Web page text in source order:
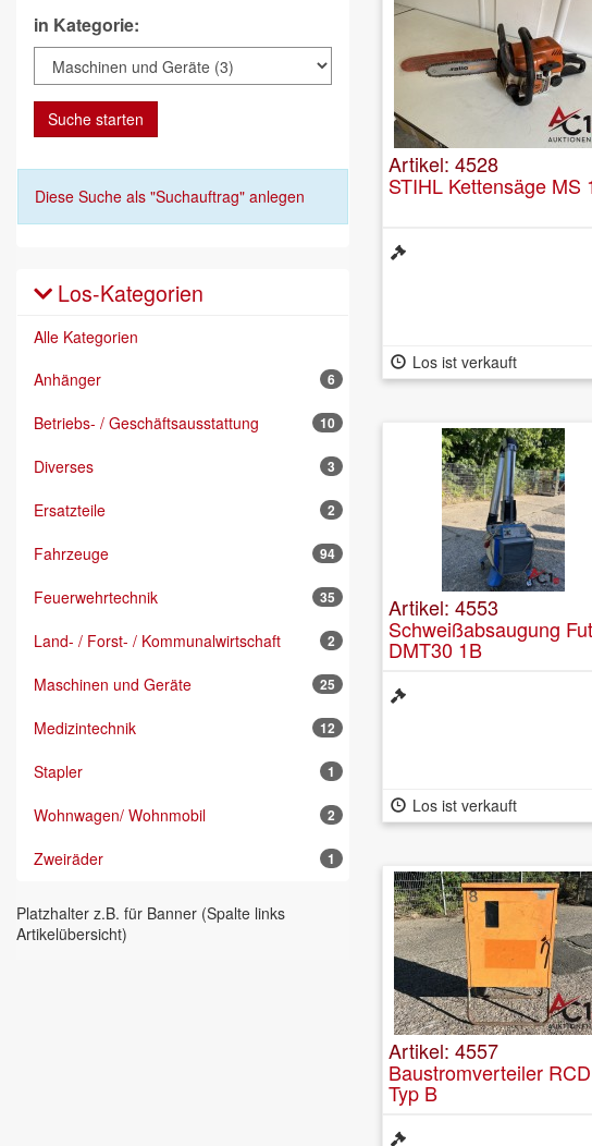
in Kategorie:
Suche starten
Diese Suche als "Suchauftrag" anlegen
Los-Kategorien
Alle Kategorien
Anhänger
6
Betriebs- / Geschäftsausstattung 10
Diverses 3
Ersatzteile 2
Fahrzeuge 94
Feuerwehrtechnik 35
Land- / Forst- / Kommunalwirtschaft 2
Maschinen und Geräte 25
Medizintechnik 12
Stapler 1
Wohnwagen/ Wohnmobil 2
Zweiräder 1
Platzhalter z.B. für Banner (Spalte links
Artikelübersicht)
Artikel: 4528
STIHL Kettensäge MS
Los ist verkauft
Artikel: 4553
Schweißabsaugung
DMT30 1B
Los ist verkauft
Artikel: 4557
Baustromverteiler RCD
Typ B